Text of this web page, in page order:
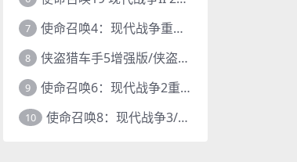
7 使命召唤4：现代战争重制版/COD4
8 侠盗猎车手5增强版/侠盗飞车5增强版/GTA5增强版
9 使命召唤6：现代战争2重制版/COD6重置版
10 使命召唤8：现代战争3/COD8